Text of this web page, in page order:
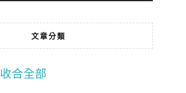
文章分類
收合全部